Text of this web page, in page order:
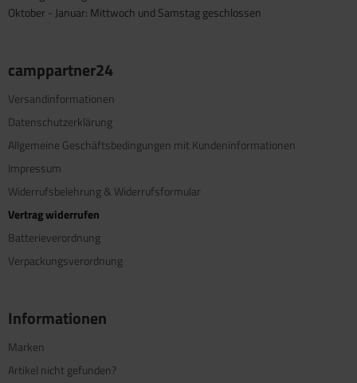
Oktober - Januar: Mittwoch und Samstag geschlossen
camppartner24
Versandinformationen
Datenschutzerklärung
Allgemeine Geschäftsbedingungen mit Kundeninformationen
Impressum
Widerrufsbelehrung & Widerrufsformular
Vertrag widerrufen
Batterieverordnung
Verpackungsverordnung
Informationen
Marken
Artikel nicht gefunden?